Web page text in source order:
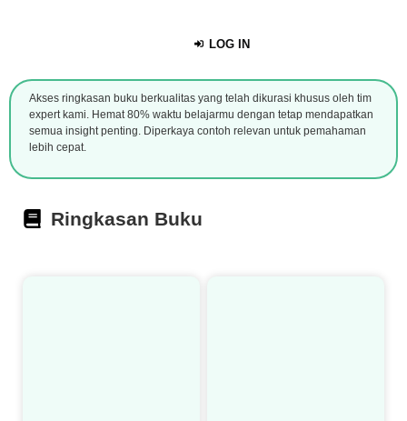
LOG IN
Akses ringkasan buku berkualitas yang telah dikurasi khusus oleh tim
expert kami. Hemat 80% waktu belajarmu dengan tetap mendapatkan
semua insight penting. Diperkaya contoh relevan untuk pemahaman
lebih cepat.
Ringkasan Buku